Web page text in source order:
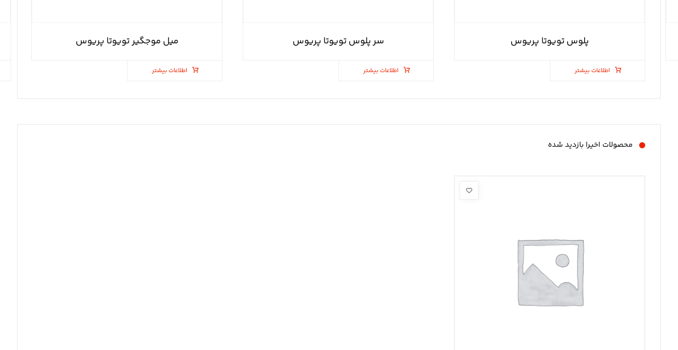
پلوس تویوتا پریوس
اطلاعات بیشتر
سر پلوس تویوتا پریوس
اطلاعات بیشتر
میل موجگیر تویوتا پریوس
اطلاعات بیشتر
محصولات اخیرا بازدید شده